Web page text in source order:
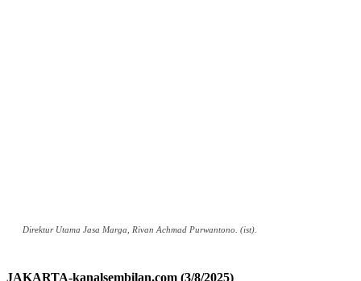
Direktur Utama Jasa Marga, Rivan Achmad Purwantono. (ist).
JAKARTA-kanalsembilan.com (3/8/2025)